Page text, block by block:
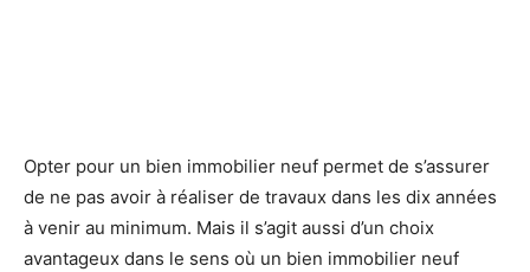
Opter pour un bien immobilier neuf permet de s’assurer
de ne pas avoir à réaliser de travaux dans les dix années
à venir au minimum. Mais il s’agit aussi d’un choix
avantageux dans le sens où un bien immobilier neuf